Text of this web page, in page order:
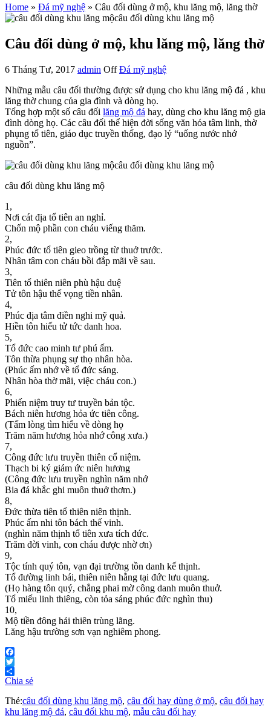
Home » Đá mỹ nghệ » Câu đối dùng ở mộ, khu lăng mộ, lăng thờ
Câu đối dùng ở mộ, khu lăng mộ, lăng thờ
6 Tháng Tư, 2017 admin Off Đá mỹ nghệ
Những mẫu câu đối thường được sử dụng cho khu lăng mộ đá , khu
lăng thờ chung của gia đình và dòng họ.
Tổng hợp một số câu đối lăng mộ đá hay, dùng cho khu lăng mộ gia
đình dòng họ. Các câu đối thể hiện đời sống văn hóa tâm linh, thờ
phụng tổ tiên, giáo dục truyền thống, đạo lý “uống nước nhớ
nguồn”.
câu đối dùng khu lăng mộ
1,
Nơi cát địa tổ tiên an nghỉ.
Chốn mộ phần con cháu viếng thăm.
2,
Phúc đức tổ tiên gieo trồng từ thuở trước.
Nhân tâm con cháu bồi đắp mãi về sau.
3,
Tiên tổ thiên niên phù hậu duệ
Tử tôn hậu thế vọng tiền nhân.
4,
Phúc địa tâm điền nghi mỹ quả.
Hiền tôn hiếu tử tức danh hoa.
5,
Tổ đức cao minh tư phú ấm.
Tôn thừa phụng sự thọ nhân hòa.
(Phúc ấm nhớ về tổ đức sáng.
Nhân hòa thờ mãi, việc cháu con.)
6,
Phiến niệm truy tư truyền bản tộc.
Bách niên hương hỏa ức tiên công.
(Tấm lòng tìm hiểu về dòng họ
Trăm năm hương hỏa nhớ công xưa.)
7,
Công đức lưu truyền thiên cổ niệm.
Thạch bi ký giám ức niên hương
(Công đức lưu truyền nghìn năm nhớ
Bia đá khắc ghi muôn thuở thơm.)
8,
Đức thừa tiên tổ thiên niên thịnh.
Phúc ấm nhi tôn bách thế vinh.
(nghìn năm thịnh tổ tiên xưa tích đức.
Trăm đời vinh, con cháu được nhờ ơn)
9,
Tộc tính quý tôn, vạn đại trường tồn danh kế thịnh.
Tổ đường linh bái, thiên niên hằng tại đức lưu quang.
(Họ hàng tôn quý, chẳng phai mờ công danh muôn thuở.
Tổ miếu linh thiêng, còn tỏa sáng phúc đức nghìn thu)
10,
Mộ tiền đông hải thiên trùng lãng.
Lăng hậu trường sơn vạn nghiêm phong.
Facebook
Twitter
Chia sẻ
Thẻ:câu đối dùng khu lăng mộ, câu đối hay dùng ở mộ, câu đối hay
khu lăng mộ đá, câu đối khu mộ, mẫu câu đối hay